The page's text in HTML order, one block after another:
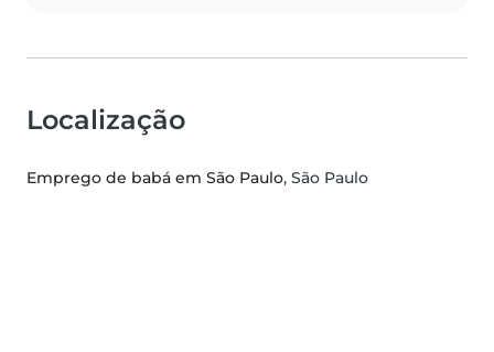
Localização
Emprego de babá em São Paulo, São Paulo